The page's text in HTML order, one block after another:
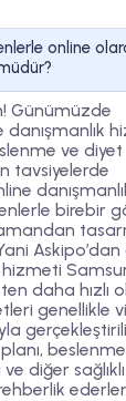
online
Günümüzde
danışmanlık
ve diyet
tavsiyelerde
birebir
Askipo’dan
hizmeti
daha hızlı
genellikle
diğer